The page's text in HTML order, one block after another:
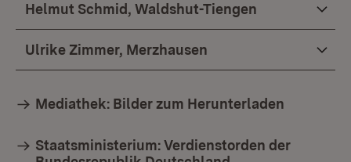
Helmut Schmid, Waldshut-Tiengen
Ulrike Zimmer, Merzhausen
Mediathek: Bilder zum Herunterladen
Staatsministerium: Verdienstorden der